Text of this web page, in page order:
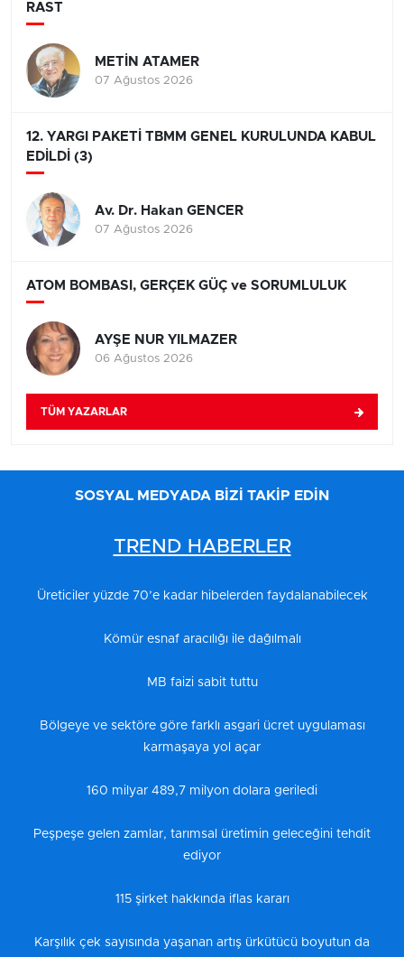
RAST
METİN ATAMER
07 Ağustos 2026
12. YARGI PAKETİ TBMM GENEL KURULUNDA KABUL
EDİLDİ (3)
Av. Dr. Hakan GENCER
07 Ağustos 2026
ATOM BOMBASI, GERÇEK GÜÇ ve SORUMLULUK
AYŞE NUR YILMAZER
06 Ağustos 2026
TÜM YAZARLAR
SOSYAL MEDYADA BİZİ TAKİP EDİN
TREND HABERLER
Üreticiler yüzde 70’e kadar hibelerden faydalanabilecek
Kömür esnaf aracılığı ile dağılmalı
MB faizi sabit tuttu
Bölgeye ve sektöre göre farklı asgari ücret uygulaması
karmaşaya yol açar
160 milyar 489,7 milyon dolara geriledi
Peşpeşe gelen zamlar, tarımsal üretimin geleceğini tehdit
ediyor
115 şirket hakkında iflas kararı
Karşılık çek sayısında yaşanan artış ürkütücü boyutun da